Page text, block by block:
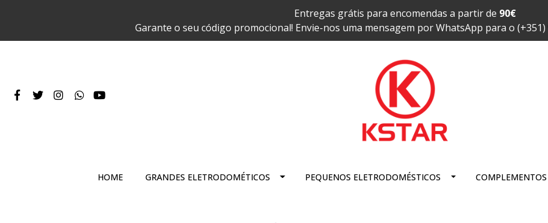
Entregas grátis para encomendas a partir de 90€
Garante o seu código promocional! Envie-nos uma mensagem por WhatsApp para o (+351)
HOME GRANDES ELETRODOMÉTICOS PEQUENOS ELETRODOMÉSTICOS COMPLEMENTOS